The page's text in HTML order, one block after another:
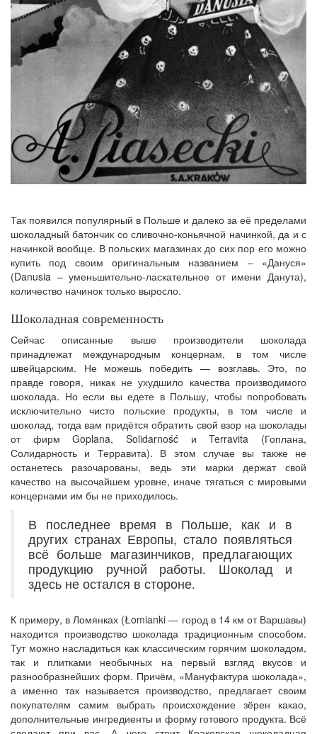
Так появился популярный в Польше и далеко за её пределами
шоколадный батончик со сливочно-коньячной начинкой, да и с
начинкой вообще. В польских магазинах до сих пор его можно
купить под своим оригинальным названием – «Дануся»
(Danusia – уменьшительно-ласкательное от имени Данута),
количество начинок только выросло.
Шоколадная современность
Сейчас описанные выше производители шоколада
принадлежат международным концернам, в том числе
швейцарским. Не можешь победить — возглавь. Это, по
правде говоря, никак не ухудшило качества производимого
шоколада. Но если вы едете в Польшу, чтобы попробовать
исключительно чисто польские продукты, в том числе и
шоколад, тогда вам придётся обратить свой взор на шоколады
от фирм Goplana, Solidarność и Terravita (Гоплана,
Солидарность и Терравита). В этом случае вы также не
останетесь разочарованы, ведь эти марки держат свой
качество на высочайшем уровне, иначе тягаться с мировыми
концернами им бы не приходилось.
В последнее время в Польше, как и в
других странах Европы, стало появляться
всё больше магазинчиков, предлагающих
продукцию ручной работы. Шоколад и
здесь не остался в стороне.
К примеру, в Ломянках (Łomianki — город в 14 км от Варшавы)
находится производство шоколада традиционным способом.
Тут можно насладиться как классическим горячим шоколадом,
так и плитками необычных на первый взгляд вкусов и
разнообразнейших форм. Причём, «Мануфактура шоколада»,
а именно так называется производство, предлагает своим
покупателям самим выбрать происхождение зёрен какао,
дополнительные ингредиенты и форму готового продукта. Всё